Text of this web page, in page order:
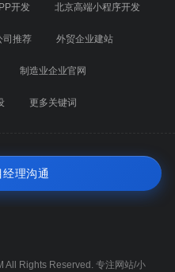
开发 北京高端小程序开发
司推荐 外贸企业建站
制造业企业官网
更多关键词
理沟通
Rights Reserved. 专注网站/小